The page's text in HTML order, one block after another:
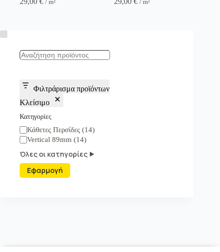
/ m² / m²
Search
Φιλτράρισμα προϊόντων
Κλείσιμο
Κατηγορίες
Κατηγορία
Κάθετες Περσίδες (14)
Vertical 89mm (14)
Όλες οι κατηγορίες ⯈
Εφαρμογή